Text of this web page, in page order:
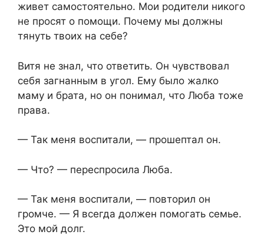
живет самостоятельно. Мои родители никого
не просят о помощи. Почему мы должны
тянуть твоих на себе?
Витя не знал, что ответить. Он чувствовал
себя загнанным в угол. Ему было жалко
маму и брата, но он понимал, что Люба тоже
права.
— Так меня воспитали, — прошептал он.
— Что? — переспросила Люба.
— Так меня воспитали, — повторил он
громче. — Я всегда должен помогать семье.
Это мой долг.